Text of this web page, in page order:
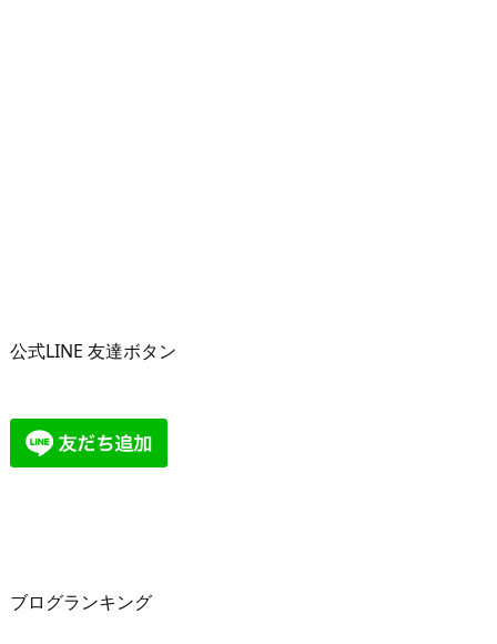
公式LINE 友達ボタン
ブログランキング